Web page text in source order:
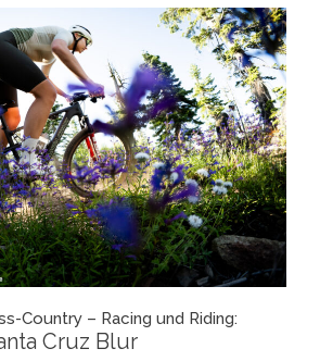
Country – Racing und Riding:
Cruz Blur